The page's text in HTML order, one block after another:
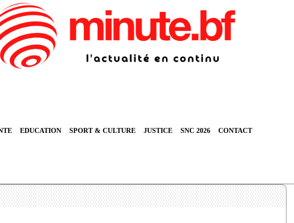
EDUCATION SPORT & CULTURE JUSTICE SNC 2026 CONTACT